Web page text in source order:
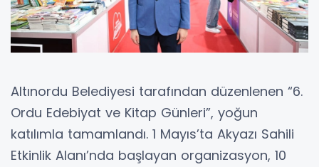
Altınordu Belediyesi tarafından düzenlenen “6.
Ordu Edebiyat ve Kitap Günleri”, yoğun
katılımla tamamlandı. 1 Mayıs’ta Akyazı Sahili
Etkinlik Alanı’nda başlayan organizasyon, 10